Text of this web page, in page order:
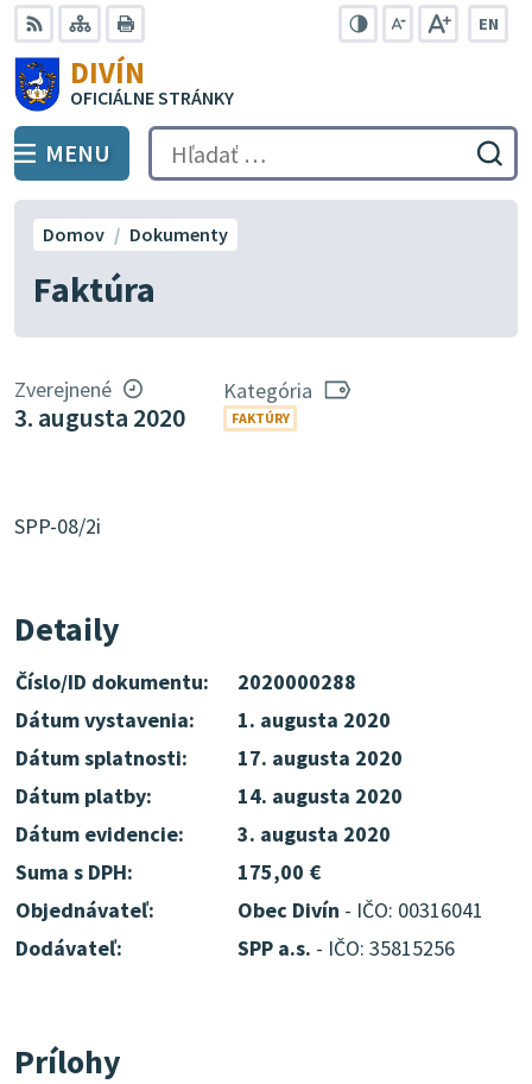
Preskočiť
na
obsah
RSS Mapa
EN
DIVÍN
OFICIÁLNE STRÁNKY
PREPNÚŤ
MENU Hľadať:
Faktúra
Domov Dokumenty
Zverejnené
3. augusta 2020
Kategória
FAKTÚRY
SPP-08/2i
Detaily
Číslo/ID dokumentu:
2020000288
Dátum vystavenia:
1. augusta 2020
Dátum splatnosti:
17. augusta 2020
Dátum platby:
14. augusta 2020
Dátum evidencie:
3. augusta 2020
Suma s DPH:
175,00 €
Objednávateľ:
Obec Divín - IČO: 00316041
Dodávateľ:
SPP a.s. - IČO: 35815256
Prílohy